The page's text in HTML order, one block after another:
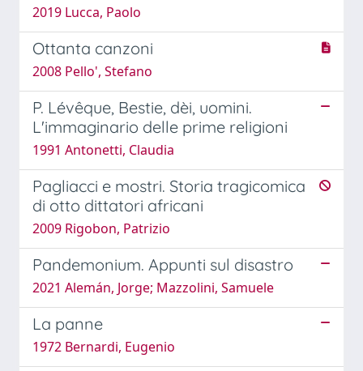
2019 Lucca, Paolo
Ottanta canzoni
2008 Pello', Stefano
P. Lévêque, Bestie, dèi, uomini.
L'immaginario delle prime religioni
1991 Antonetti, Claudia
Pagliacci e mostri. Storia tragicomica
di otto dittatori africani
2009 Rigobon, Patrizio
Pandemonium. Appunti sul disastro
2021 Alemán, Jorge; Mazzolini, Samuele
La panne
1972 Bernardi, Eugenio